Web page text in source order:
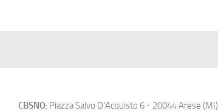
CBSNO: Piazza Salvo D'Acquisto 6 - 20044 Arese (MI)